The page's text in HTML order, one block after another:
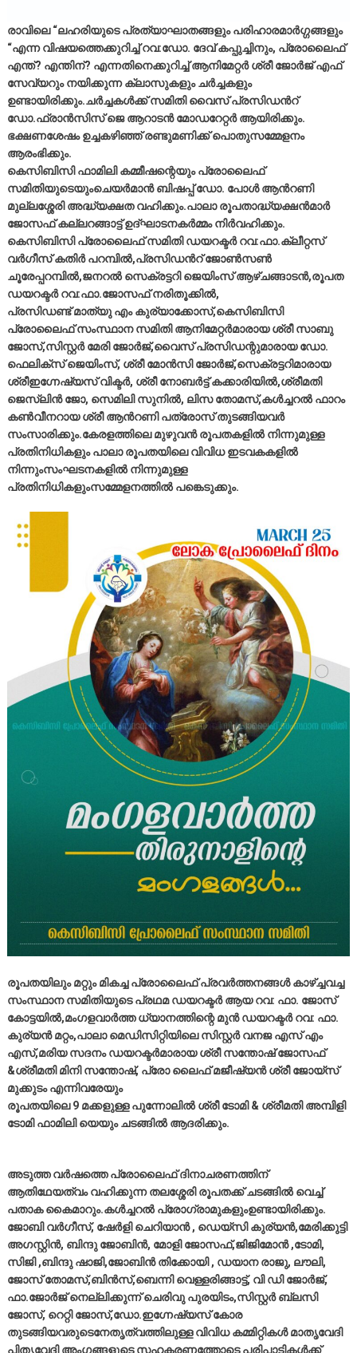
രാവിലെ “ലഹരിയുടെ പ്രത്യാഘാതങ്ങളും പരിഹാരമാർഗ്ഗങ്ങളും
“എന്ന വിഷയത്തെക്കുറിച്ച് റവ:ഡോ. ദേവ് കപ്പുച്ചിനും, പ്രോലൈഫ്
എന്ത്? എന്തിന്? എന്നതിനെക്കുറിച്ച് ആനിമേറ്റർ ശ്രീ ജോർജ് എഫ്
സേവ്യറും നയിക്കുന്ന ക്ലാസുകളും ചർച്ചകളും
ഉണ്ടായിരിക്കും.ചർച്ചകൾക്ക് സമിതി വൈസ് പ്രസിഡൻറ്
ഡോ.ഫ്രാൻസിസ് ജെ ആറാടൻ മോഡറേറ്റർ ആയിരിക്കും.
ഭക്ഷണശേഷം ഉച്ചകഴിഞ്ഞ് രണ്ടുമണിക്ക് പൊതുസമ്മേളനം
ആരംഭിക്കും.
കെസിബിസി ഫാമിലി കമ്മീഷന്റെയും പ്രോലൈഫ്
സമിതിയുടെയുംചെയർമാൻ ബിഷപ്പ് ഡോ. പോൾ ആൻറണി
മുല്ലശ്ശേരി അദ്ധ്യക്ഷത വഹിക്കും.പാലാ രൂപതാദ്ധ്യക്ഷൻമാർ
ജോസഫ് കല്ലറങ്ങാട്ട് ഉദ്ഘാടനകർമ്മം നിർവഹിക്കും.
കെസിബിസി പ്രോലൈഫ് സമിതി ഡയറക്ടർ റവ:ഫാ.ക്ലീറ്റസ്
വർഗീസ് കതിർ പറമ്പിൽ,പ്രസിഡൻറ് ജോൺസൺ
ചൂരേപ്പറമ്പിൽ,ജനറൽ സെക്രട്ടറി ജെയിംസ് ആഴ്ചങ്ങാടൻ,രൂപത
ഡയറക്ടർ റവ:ഫാ.ജോസഫ് നരിതൂക്കിൽ,
പ്രസിഡണ്ട് മാത്യു എം കുര്യാക്കോസ്,കെസിബിസി
പ്രോലൈഫ് സംസ്ഥാന സമിതി ആനിമേറ്റർമാരായ ശ്രീ സാബു
ജോസ്,സിസ്റ്റർ മേരി ജോർജ്,വൈസ് പ്രസിഡന്റുമാരായ ഡോ.
ഫെലിക്സ് ജെയിംസ്, ശ്രീ മോൻസി ജോർജ്,സെക്രട്ടറിമാരായ
ശ്രീഇഗ്നേഷ്യസ് വിക്ടർ, ശ്രീ നോബർട്ട് കക്കാരിയിൽ,ശ്രീമതി
ജെസ്‌ലിൻ ജോ, സെമിലി സുനിൽ, ലിസ തോമസ്,കൾച്ചറൽ ഫാറം
കൺവീനറായ ശ്രീ ആൻറണി പത്രോസ് തുടങ്ങിയവർ
സംസാരിക്കും.കേരളത്തിലെ മുഴുവൻ രൂപതകളിൽ നിന്നുമുള്ള
പ്രതിനിധികളും പാലാ രൂപതയിലെ വിവിധ ഇടവകകളിൽ
നിന്നുംസംഘടനകളിൽ നിന്നുമുള്ള
പ്രതിനിധികളുംസമ്മേളനത്തിൽ പങ്കെടുക്കും.
രൂപതയിലും മറ്റും മികച്ച പ്രോലൈഫ് പ്രവർത്തനങ്ങൾ കാഴ്ച്ചവച്ച
സംസ്ഥാന സമിതിയുടെ പ്രഥമ ഡയറക്ടർ ആയ റവ: ഫാ. ജോസ്
കോട്ടയിൽ,മംഗളവാർത്ത ധ്യാനത്തിന്റെ മുൻ ഡയറക്ടർ റവ: ഫാ.
കുര്യൻ മറ്റം,പാലാ മെഡിസിറ്റിയിലെ സിസ്റ്റർ വനജ എസ് എം
എസ്,മരിയ സദനം ഡയറക്ടർമാരായ ശ്രീ സന്തോഷ് ജോസഫ്
&ശ്രീമതി മിനി സന്തോഷ്, പ്രോ ലൈഫ് മജീഷ്യൻ ശ്രീ ജോയ്സ്
മുക്കുടം എന്നിവരേയും
രൂപതയിലെ 9 മക്കളുള്ള പുന്നോലിൽ ശ്രീ ടോമി & ശ്രീമതി അമ്പിളി
ടോമി ഫാമിലി യെയും ചടങ്ങിൽ ആദരിക്കും.
അടുത്ത വർഷത്തെ പ്രോലൈഫ് ദിനാചരണത്തിന്
ആതിഥേയത്വം വഹിക്കുന്ന തലശ്ശേരി രൂപതക്ക് ചടങ്ങിൽ വെച്ച്
പതാക കൈമാറും.കൾച്ചറൽ പ്രോഗ്രാമുകളുംഉണ്ടായിരിക്കും.
ജോബി വർഗീസ്, ഷേർളി ചെറിയാൻ , ഡെയ്സി കുര്യൻ,മേരിക്കുട്ടി
അഗസ്റ്റിൻ, ബിന്ദു ജോബിൻ, മോളി ജോസഫ്,ജിജിമോൻ ,ടോമി,
സിജി ,ബിന്ദു ഷാജി,ജോബിൻ തിക്കോയി , ഡയാന രാജു, ലൗലി,
ജോസ് തോമസ്,ബിൻസ്,ബെന്നി വെള്ളരിങ്ങാട്ട്, വി ഡി ജോർജ്,
ഫാ.ജോർജ് നെല്ലിക്കുന്ന് ചെരിവു പുരയിടം,സിസ്റ്റർ ബ്ലസി
ജോസ്, റെറ്റി ജോസ്,ഡോ.ഇഗ്നേഷ്യസ് കോര
തുടങ്ങിയവരുടെനേതൃത്വത്തിലുള്ള വിവിധ കമ്മിറ്റികൾ മാതൃവേദി
പിതൃവേദി അംഗങ്ങളുടെ സഹകരണത്തോടെ പരിപാടികൾക്ക്